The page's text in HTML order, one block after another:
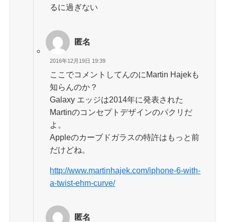
るに過ぎない
匿名
2016年12月19日 19:39
ここでコメントしてんのにMartin Hajekも
知らんのか？
Galaxy エッジは2014年に発表された
Martinのコンセプトデザインのパクリだ
よ。
Appleのカーブドガラスの特許はもっと前
だけどね。
http://www.martinhajek.com/iphone-6-with-
a-twist-ehm-curve/
匿名